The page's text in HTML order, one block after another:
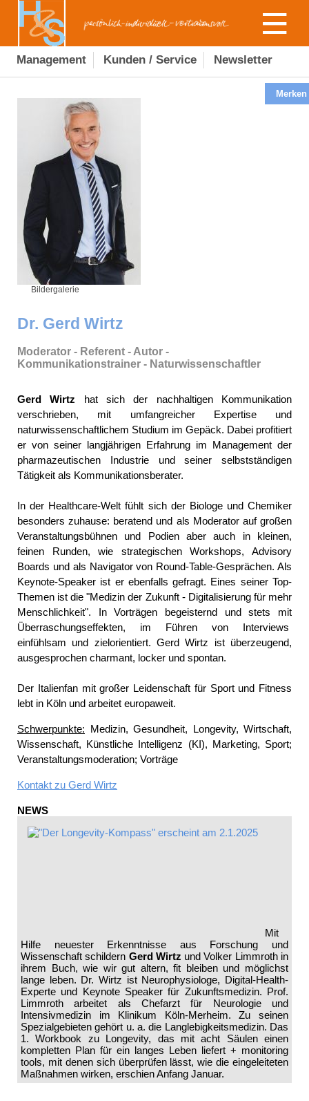
Management Kunden / Service Newsletter
Bildergalerie
Bildergalerie
Dr. Gerd Wirtz
Merken
Moderator - Referent - Autor -
Kommunikationstrainer - Naturwissenschaftler
Gerd Wirtz hat sich der nachhaltigen Kommunikation
verschrieben, mit umfangreicher Expertise und
naturwissenschaftlichem Studium im Gepäck. Dabei profitiert
er von seiner langjährigen Erfahrung im Management der
pharmazeutischen Industrie und seiner selbstständigen
Tätigkeit als Kommunikationsberater.
In der Healthcare-Welt fühlt sich der Biologe und Chemiker
besonders zuhause: beratend und als Moderator auf großen
Veranstaltungsbühnen und Podien aber auch in kleinen,
feinen Runden, wie strategischen Workshops, Advisory
Boards und als Navigator von Round-Table-Gesprächen. Als
Keynote-Speaker ist er ebenfalls gefragt. Eines seiner Top-
Themen ist die "Medizin der Zukunft - Digitalisierung für mehr
Menschlichkeit". In Vorträgen begeisternd und stets mit
Überraschungseffekten, im Führen von Interviews
einfühlsam und zielorientiert. Gerd Wirtz ist überzeugend,
ausgesprochen charmant, locker und spontan.
Der Italienfan mit großer Leidenschaft für Sport und Fitness
lebt in Köln und arbeitet europaweit.
Schwerpunkte: Medizin, Gesundheit, Longevity, Wirtschaft,
Wissenschaft, Künstliche Intelligenz (KI), Marketing, Sport;
Veranstaltungsmoderation; Vorträge
Kontakt zu Gerd Wirtz
NEWS
Mit
Hilfe neuester Erkenntnisse aus Forschung und
Wissenschaft schildern Gerd Wirtz und Volker Limmroth in
ihrem Buch, wie wir gut altern, fit bleiben und möglichst
lange leben. Dr. Wirtz ist Neurophysiologe, Digital-Health-
Experte und Keynote Speaker für Zukunftsmedizin. Prof.
Limmroth arbeitet als Chefarzt für Neurologie und
Intensivmedizin im Klinikum Köln-Merheim. Zu seinen
Spezialgebieten gehört u. a. die Langlebigkeitsmedizin. Das
1. Workbook zu Longevity, das mit acht Säulen einen
kompletten Plan für ein langes Leben liefert + monitoring
tools, mit denen sich überprüfen lässt, wie die eingeleiteten
Maßnahmen wirken, erschien Anfang Januar.